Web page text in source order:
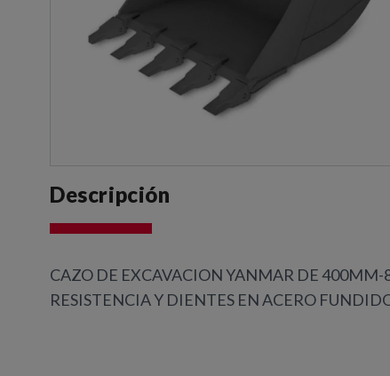
Descripción
CAZO DE EXCAVACION YANMAR DE 400MM-
RESISTENCIA Y DIENTES EN ACERO